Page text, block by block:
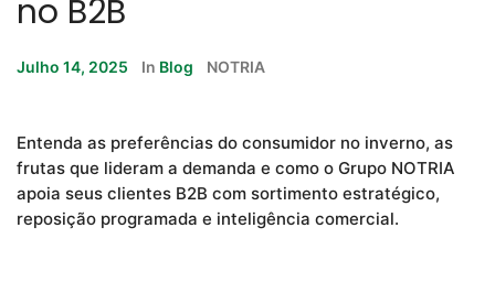
no B2B
Julho 14, 2025 In Blog NOTRIA
Entenda as preferências do consumidor no inverno, as
frutas que lideram a demanda e como o Grupo NOTRIA
apoia seus clientes B2B com sortimento estratégico,
reposição programada e inteligência comercial.